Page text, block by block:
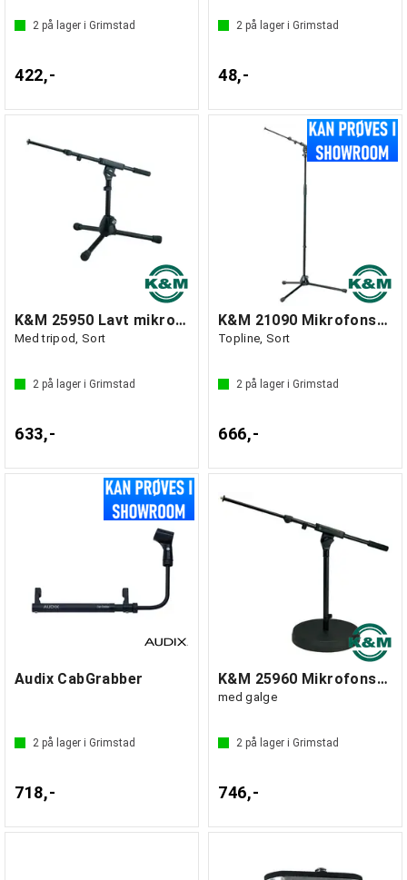
2 på lager i Grimstad
422,-
2 på lager i Grimstad
48,-
K&M 25950 Lavt mikrofonstativ »Rien«
Med tripod, Sort
2 på lager i Grimstad
633,-
K&M 21090 Mikrofonstativ m/teleskopgalge
Topline, Sort
2 på lager i Grimstad
666,-
Audix CabGrabber
2 på lager i Grimstad
718,-
K&M 25960 Mikrofonstativ stor rund base
med galge
2 på lager i Grimstad
746,-